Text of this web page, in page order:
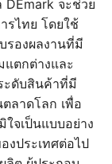
DEmark จะช่วย
รไทย โดยใช้
รองผลงานที่มี
ตกต่างและ
ะดับสินค้าที่มี
ลาดโลก เพื่อ
จเป็นแบบอย่าง
ประเทศต่อไป